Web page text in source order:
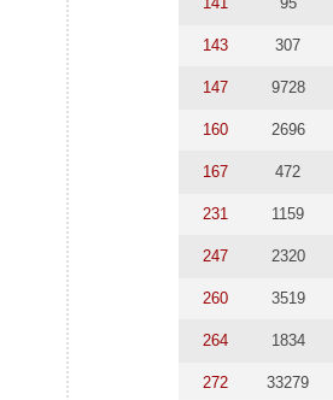
143 307
147 9728
160 2696
167 472
231 1159
247 2320
260 3519
264 1834
272 33279